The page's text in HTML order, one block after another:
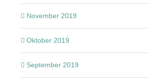
November 2019
Oktober 2019
September 2019